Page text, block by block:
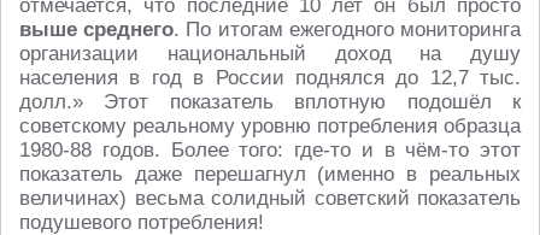
отмечается, что последние 10 лет он был просто
выше среднего. По итогам ежегодного мониторинга
организации национальный доход на душу
населения в год в России поднялся до 12,7 тыс.
долл.» Этот показатель вплотную подошёл к
советскому реальному уровню потребления образца
1980-88 годов. Более того: где-то и в чём-то этот
показатель даже перешагнул (именно в реальных
величинах) весьма солидный советский показатель
подушевого потребления!